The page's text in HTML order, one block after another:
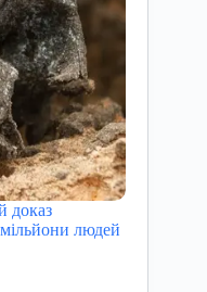
доказ
людей